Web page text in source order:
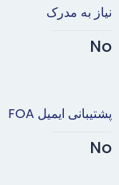
نیاز به مدرک
No
پشتیبانی ایمیل FOA
No